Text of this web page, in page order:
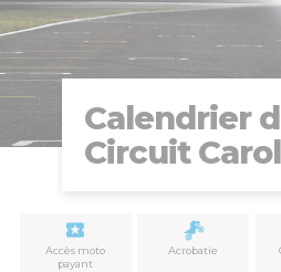
Calendrier
Circuit
Accès moto
payant
Acrobatie